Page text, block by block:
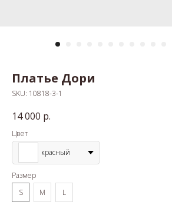
Платье Дори
SKU: 10818-3-1
14 000 р.
Цвет
красный
Размер
S
M L